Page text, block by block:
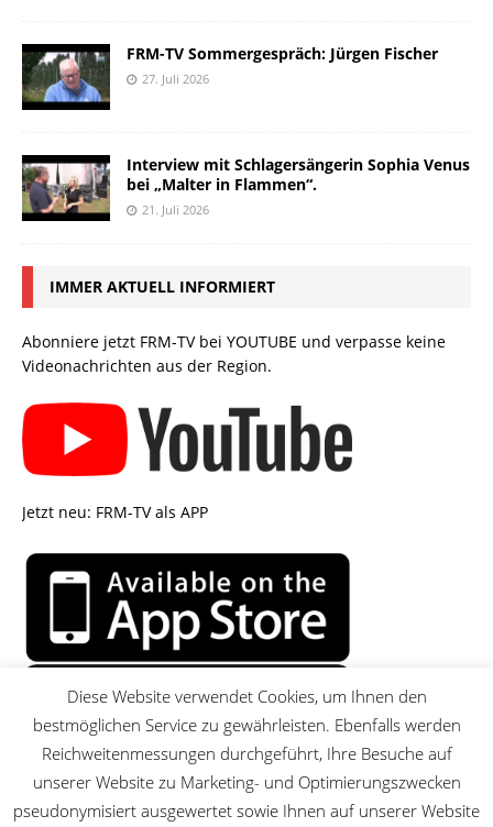
FRM-TV Sommergespräch: Jürgen Fischer
27. Juli 2026
Interview mit Schlagersängerin Sophia Venus
bei „Malter in Flammen“.
21. Juli 2026
IMMER AKTUELL INFORMIERT
Abonniere jetzt FRM-TV bei YOUTUBE und verpasse keine
Videonachrichten aus der Region.
Jetzt neu: FRM-TV als APP
Diese Website verwendet Cookies, um Ihnen den
bestmöglichen Service zu gewährleisten. Ebenfalls werden
Reichweitenmessungen durchgeführt, Ihre Besuche auf
unserer Website zu Marketing- und Optimierungszwecken
pseudonymisiert ausgewertet sowie Ihnen auf unserer Website